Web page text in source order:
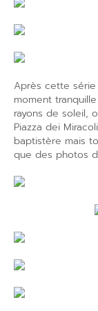
Après cette
moment
rayons de soleil,
Piazza dei
baptistère mais
que des photos